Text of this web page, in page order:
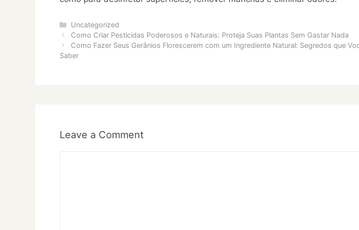
Categories
Uncategorized
Como Criar Pesticidas Poderosos e Naturais: Proteja Suas Plantas Sem Gastar Nada
Como Fazer Seus Gerânios Florescerem com um Ingrediente Natural: Segredos que
Saber
Leave a Comment